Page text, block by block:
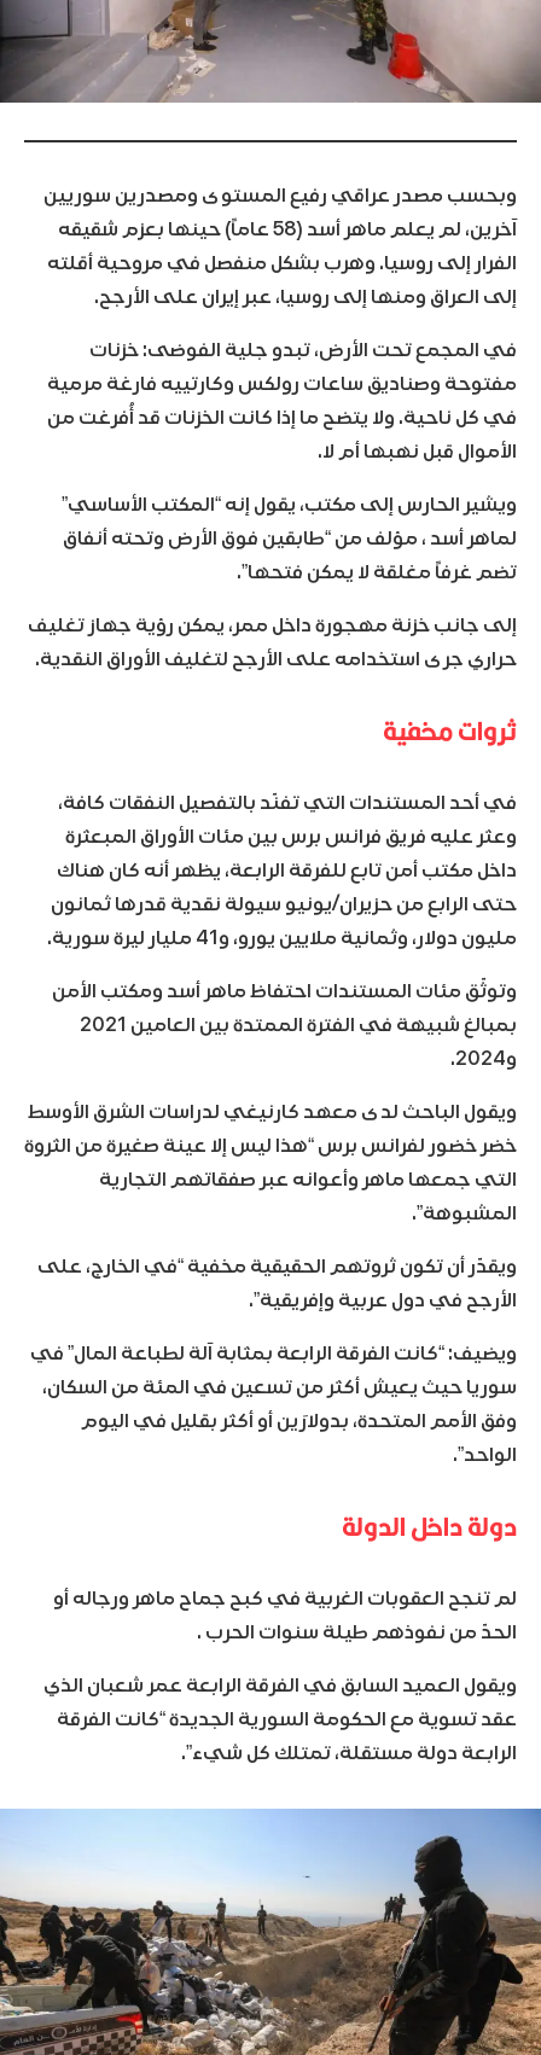
وبحسب مصدر عراقي رفيع المستوى ومصدرين سوريين
آخرين، لم يعلم ماهر أسد (58 عاماً) حينها بعزم شقيقه
الفرار إلى روسيا. وهرب بشكل منفصل في مروحية أقلته
إلى العراق ومنها إلى روسيا، عبر إيران على الأرجح.
في المجمع تحت الأرض، تبدو جلية الفوضى: خزنات
مفتوحة وصناديق ساعات رولكس وكارتييه فارغة مرمية
في كل ناحية. ولا يتضح ما إذا كانت الخزنات قد أُفرغت من
الأموال قبل نهبها أم لا.
ويشير الحارس إلى مكتب، يقول إنه “المكتب الأساسي”
لماهر أسد ، مؤلف من “طابقين فوق الأرض وتحته أنفاق
تضم غرفاً مغلقة لا يمكن فتحها”.
إلى جانب خزنة مهجورة داخل ممر، يمكن رؤية جهاز تغليف
حراري جرى استخدامه على الأرجح لتغليف الأوراق النقدية.
ثروات مخفية
في أحد المستندات التي تفنّد بالتفصيل النفقات كافة،
وعثر عليه فريق فرانس برس بين مئات الأوراق المبعثرة
داخل مكتب أمن تابع للفرقة الرابعة، يظهر أنه كان هناك
حتى الرابع من حزيران/يونيو سيولة نقدية قدرها ثمانون
مليون دولار، وثمانية ملايين يورو، و41 مليار ليرة سورية.
وتوثّق مئات المستندات احتفاظ ماهر أسد ومكتب الأمن
بمبالغ شبيهة في الفترة الممتدة بين العامين 2021
و2024.
ويقول الباحث لدى معهد كارنيغي لدراسات الشرق الأوسط
خضر خضور لفرانس برس “هذا ليس إلا عينة صغيرة من الثروة
التي جمعها ماهر وأعوانه عبر صفقاتهم التجارية
المشبوهة”.
ويقدّر أن تكون ثروتهم الحقيقية مخفية “في الخارج، على
الأرجح في دول عربية وإفريقية”.
ويضيف: “كانت الفرقة الرابعة بمثابة آلة لطباعة المال” في
سوريا حيث يعيش أكثر من تسعين في المئة من السكان،
وفق الأمم المتحدة، بدولارَين أو أكثر بقليل في اليوم
الواحد”.
دولة داخل الدولة
لم تنجح العقوبات الغربية في كبح جماح ماهر ورجاله أو
الحدّ من نفوذهم طيلة سنوات الحرب .
ويقول العميد السابق في الفرقة الرابعة عمر شعبان الذي
عقد تسوية مع الحكومة السورية الجديدة “كانت الفرقة
الرابعة دولة مستقلة، تمتلك كل شيء”.